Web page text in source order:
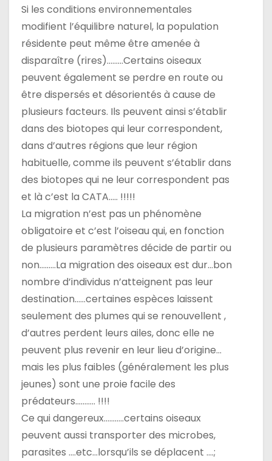
Si les conditions environnementales
modifient l’équilibre naturel, la population
résidente peut même être amenée à
disparaître (rires)………Certains oiseaux
peuvent également se perdre en route ou
être dispersés et désorientés à cause de
plusieurs facteurs. Ils peuvent ainsi s’établir
dans des biotopes qui leur correspondent,
dans d’autres régions que leur région
habituelle, comme ils peuvent s’établir dans
des biotopes qui ne leur correspondent pas
et là c’est la CATA….. !!!!!
La migration n’est pas un phénomène
obligatoire et c’est l’oiseau qui, en fonction
de plusieurs paramètres décide de partir ou
non………La migration des oiseaux est dur…bon
nombre d’individus n’atteignent pas leur
destination……certaines espèces laissent
seulement des plumes qui se renouvellent ,
d’autres perdent leurs ailes, donc elle ne
peuvent plus revenir en leur lieu d’origine…
mais les plus faibles (généralement les plus
jeunes) sont une proie facile des
prédateurs……….. !!!!
Ce qui dangereux………..certains oiseaux
peuvent aussi transporter des microbes,
parasites ….etc…lorsqu’ils se déplacent ….;